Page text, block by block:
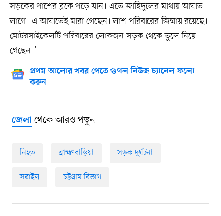
সড়কের পাশের ব্লকে পড়ে যান। এতে জাহিদুলের মাথায় আঘাত
লাগে। এ আঘাতেই মারা গেছেন। লাশ পরিবারের জিম্মায় রয়েছে।
মোটরসাইকেলটি পরিবারের লোকজন সড়ক থেকে তুলে নিয়ে
গেছেন।’
প্রথম আলোর খবর পেতে গুগল নিউজ চ্যানেল ফলো
করুন
জেলাথেকে আরও পড়ুন
নিহত ব্রাহ্মণবাড়িয়া সড়ক দুর্ঘটনা
সরাইল চট্টগ্রাম বিভাগ